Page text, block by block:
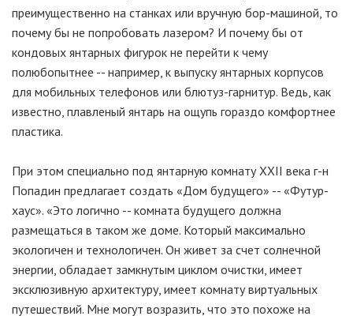
преимущественно на станках или вручную бор-машиной, то
почему бы не попробовать лазером? И почему бы от
кондовых янтарных фигурок не перейти к чему
полюбопытнее -- например, к выпуску янтарных корпусов
для мобильных телефонов или блютуз-гарнитур. Ведь, как
известно, плавленый янтарь на ощупь гораздо комфортнее
пластика.
При этом специально под янтарную комнату ХХII века г-н
Попадин предлагает создать «Дом будущего» -- «Футур-
хаус». «Это логично -- комната будущего должна
размещаться в таком же доме. Который максимально
экологичен и технологичен. Он живет за счет солнечной
энергии, обладает замкнутым циклом очистки, имеет
эксклюзивную архитектуру, имеет комнату виртуальных
путешествий. Мне могут возразить, что это похоже на